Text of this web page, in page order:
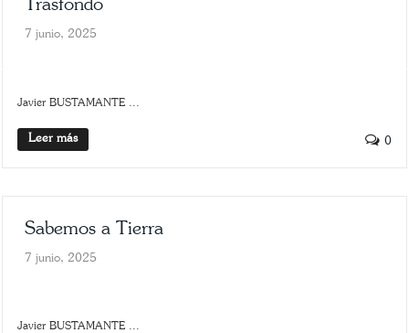
Trasfondo
7 junio, 2025
Javier BUSTAMANTE ...
Leer más 0
Sabemos a Tierra
7 junio, 2025
Javier BUSTAMANTE ...